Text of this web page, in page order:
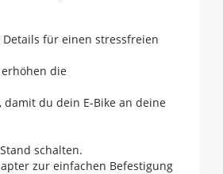
für einen stressfreien
die
du dein E-Bike an deine
schalten.
zur einfachen Befestigung